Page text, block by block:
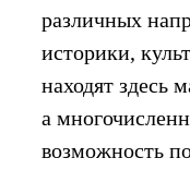
различных
историки,
находят здесь
а
возможность